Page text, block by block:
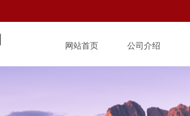
网站首页 公司介绍